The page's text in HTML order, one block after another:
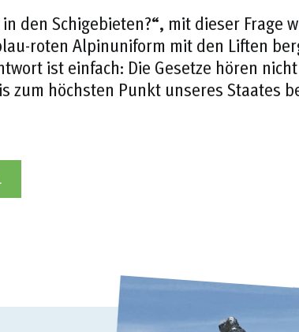
den Schigebieten?“, mit dieser Frage
roten Alpinuniform mit den Liften
ist einfach: Die Gesetze hören
zum höchsten Punkt unseres Staates